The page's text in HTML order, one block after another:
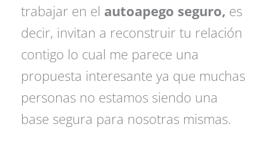
trabajar en el autoapego seguro, es
decir, invitan a reconstruir tu relación
contigo lo cual me parece una
propuesta interesante ya que muchas
personas no estamos siendo una
base segura para nosotras mismas.